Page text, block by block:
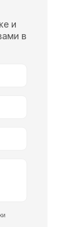
и
в